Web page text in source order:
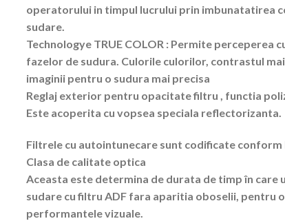
operatorului in timpul lucrului prin imbunatatirea
sudare.
Technologye TRUE COLOR : Permite perceperea
fazelor de sudura. Culorile culorilor, contrastul
imaginii pentru o sudura mai precisa
Reglaj exterior pentru opacitate filtru , functia
Este acoperita cu vopsea speciala reflectorizanta.
Filtrele cu autointunecare sunt codificate conform
Clasa de calitate optica
Aceasta este determina de durata de timp în care
sudare cu filtru ADF fara aparitia oboselii, pentru
performantele vizuale.